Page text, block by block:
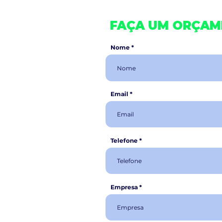
FAÇA UM
Nome
Email
Telefone
Empresa